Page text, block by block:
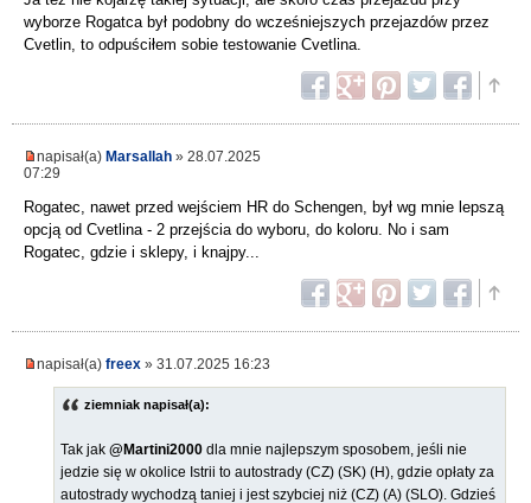
wyborze Rogatca był podobny do wcześniejszych przejazdów przez
Cvetlin, to odpuściłem sobie testowanie Cvetlina.
napisał(a) Marsallah » 28.07.2025
07:29
Rogatec, nawet przed wejściem HR do Schengen, był wg mnie lepszą
opcją od Cvetlina - 2 przejścia do wyboru, do koloru. No i sam
Rogatec, gdzie i sklepy, i knajpy...
napisał(a) freex » 31.07.2025 16:23
ziemniak napisał(a):
Tak jak @Martini2000 dla mnie najlepszym sposobem, jeśli nie
jedzie się w okolice Istrii to autostrady (CZ) (SK) (H), gdzie opłaty za
autostrady wychodzą taniej i jest szybciej niż (CZ) (A) (SLO). Gdzieś